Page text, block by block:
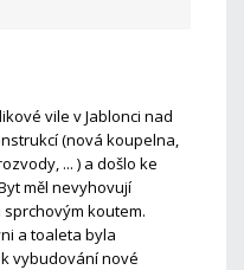
vile v Jablonci nad
(nová koupelna,
... ) a došlo ke
měl nevyhovují
koutem.
a toaleta byla
vybudování nové